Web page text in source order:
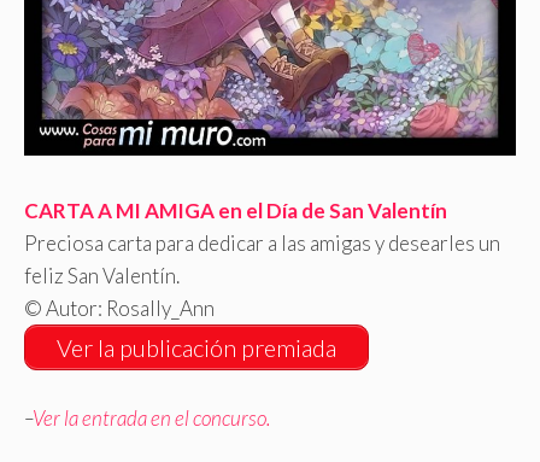
CARTA A MI AMIGA en el Día de San Valentín
Preciosa carta para dedicar a las amigas y desearles un
feliz San Valentín.
© Autor: Rosally_Ann
Ver la publicación premiada
–Ver la entrada en el concurso.